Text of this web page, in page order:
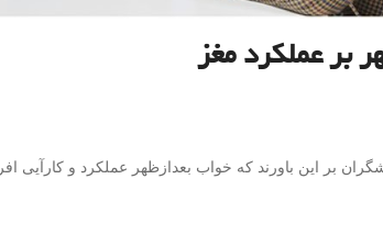
بر عملکرد مغز
بر این باورند که خواب بعدازظهر عملکرد و کارآیی